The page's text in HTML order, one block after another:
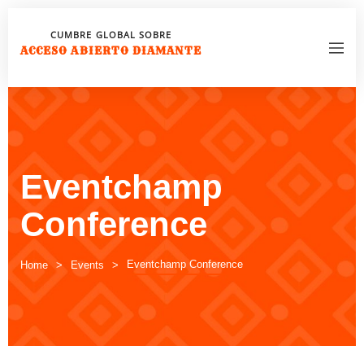
CUMBRE GLOBAL SOBRE
ACCESO ABIERTO DIAMANTE
Eventchamp
Conference
Home Events Eventchamp Conference